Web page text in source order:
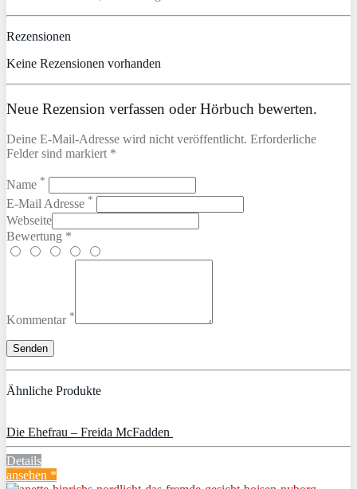
Rezensionen
Keine Rezensionen vorhanden
Neue Rezension verfassen oder Hörbuch bewerten.
Deine E-Mail-Adresse wird nicht veröffentlicht. Erforderliche
Felder sind markiert *
Name *
E-Mail Adresse *
Webseite
Bewertung *
Kommentar *
Ähnliche Produkte
Die Ehefrau – Freida McFadden
Details
ansehen *